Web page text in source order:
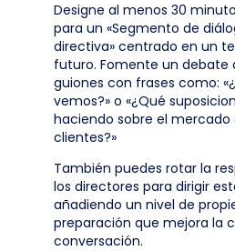
Designe al menos 30
para un «Segmento de
directiva» centrado en un
futuro. Fomente un debate
guiones con frases como:
vemos?» o «¿Qué
haciendo sobre el mercado
clientes?»
También puedes rotar la
los directores para dirigir
añadiendo un nivel de
preparación que mejora la
conversación.